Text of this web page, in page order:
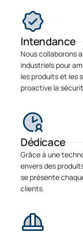
Intendance
Nous collaborons
industriels pour
les produits et les
proactive la
Dédicace
Grâce à une
envers des
se présente
clients.